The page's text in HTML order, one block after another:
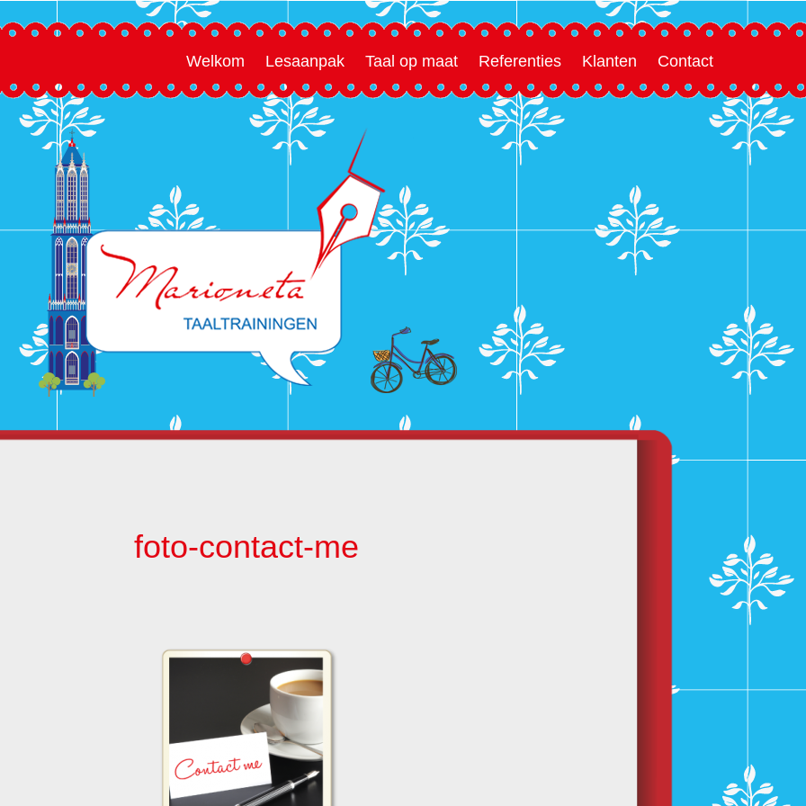
Welkom Lesaanpak Taal op maat Referenties Klanten Contact
foto-contact-me